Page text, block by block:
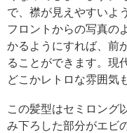
で、襟が見えやすいよ
フロントからの写真の
かるようにすれば、前
ることができます。現
どこかレトロな雰囲気
この髪型はセミロング
み下ろした部分がエビ